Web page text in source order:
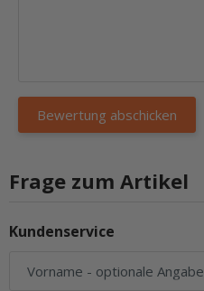
Frage zum Artikel
Kundenservice
Vorname - optionale Angabe